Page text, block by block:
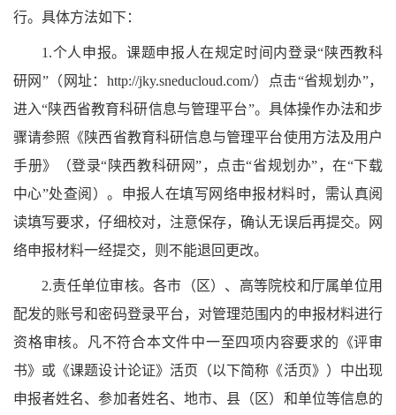
行。具体方法如下：
1.个人申报。课题申报人在规定时间内登录“陕西教科
研网”（网址：http://jky.sneducloud.com/）点击“省规划办”，
进入“陕西省教育科研信息与管理平台”。具体操作办法和步
骤请参照《陕西省教育科研信息与管理平台使用方法及用户
手册》（登录“陕西教科研网”，点击“省规划办”，在“下载
中心”处查阅）。申报人在填写网络申报材料时，需认真阅
读填写要求，仔细校对，注意保存，确认无误后再提交。网
络申报材料一经提交，则不能退回更改。
2.责任单位审核。各市（区）、高等院校和厅属单位用
配发的账号和密码登录平台，对管理范围内的申报材料进行
资格审核。凡不符合本文件中一至四项内容要求的《评审
书》或《课题设计论证》活页（以下简称《活页》）中出现
申报者姓名、参加者姓名、地市、县（区）和单位等信息的